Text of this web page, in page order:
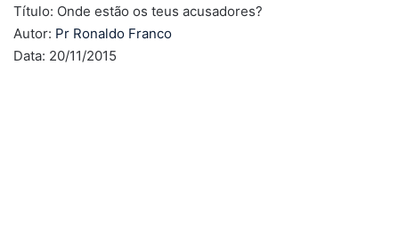
Título: Onde estão os teus acusadores?
Autor: Pr Ronaldo Franco
Data: 20/11/2015